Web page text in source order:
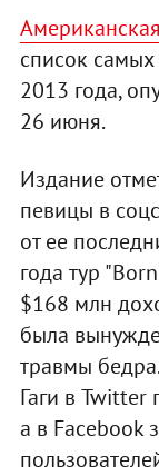
список
2013 года,
26 июня.
Издание
певицы в
от ее
года тур
$168 млн
была
травмы
Гаги в
а в Facebook